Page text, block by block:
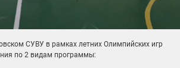
СУВУ в рамках летних Олимпийских игр
по 2 видам программы: